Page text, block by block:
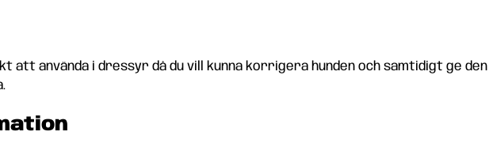
att använda i dressyr då du vill kunna korrigera hunden och samtidigt ge